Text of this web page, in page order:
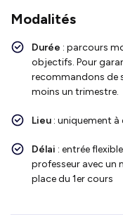
Modalités
Durée : parcours
objectifs. Pour
recommandons de
moins un trimestre.
Lieu : uniquement
Délai : entrée
professeur avec un
place du 1er cours